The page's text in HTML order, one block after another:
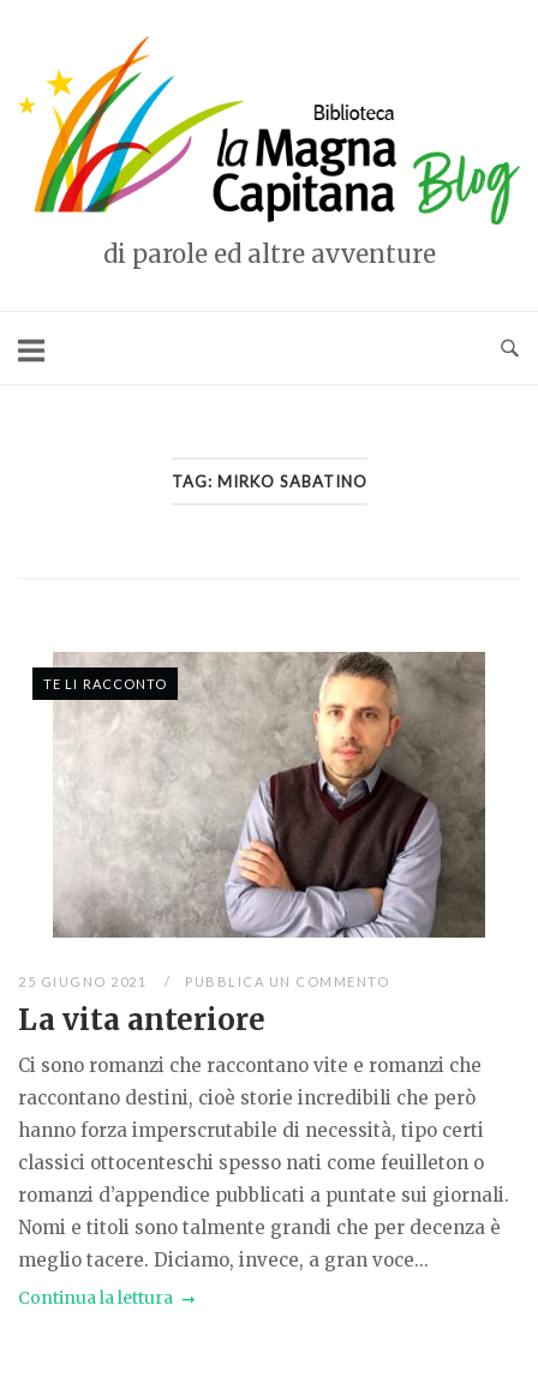
contenuto
di parole ed altre avventure
TAG: MIRKO SABATINO
TE LI RACCONTO
25 GIUGNO 2021 PUBBLICA UN COMMENTO
La vita anteriore
Ci sono romanzi che raccontano vite e romanzi che
raccontano destini, cioè storie incredibili che però
hanno forza imperscrutabile di necessità, tipo certi
classici ottocenteschi spesso nati come feuilleton o
romanzi d’appendice pubblicati a puntate sui giornali.
Nomi e titoli sono talmente grandi che per decenza è
meglio tacere. Diciamo, invece, a gran voce...
Continua la lettura